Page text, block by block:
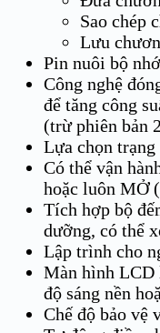
Sao chép
Lưu
Pin nuôi bộ
Công nghệ
để tăng công
(trừ phiên bản
Lựa chọn trạng
Có thể vận
hoặc luôn MỞ
Tích hợp bộ
dưỡng, có thể
Lập trình cho
Màn hình LCD
độ sáng nền
Chế độ bảo vệ